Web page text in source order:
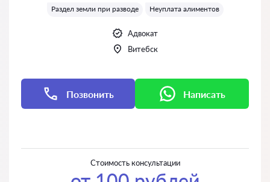
Раздел земли при разводе
Неуплата алиментов
Адвокат
Витебск
Позвонить Написать
Стоимость консультации